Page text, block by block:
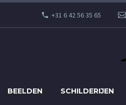
+31 6 42 56 35 65
BEELDEN SCHILDERIJEN